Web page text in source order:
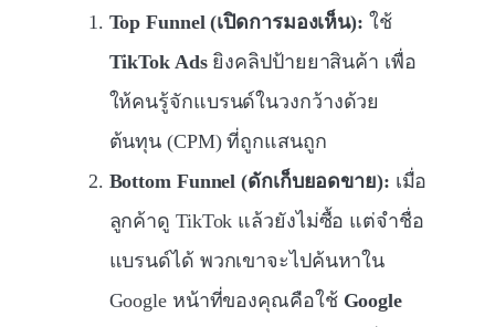
Top Funnel (เปิดการมองเห็น): ใช้
TikTok Adsยิงคลิปป้ายยาสินค้า เพื่อ
ให้คนรู้จักแบรนด์ในวงกว้างด้วย
ต้นทุน (CPM) ที่ถูกแสนถูก
Bottom Funnel (ดักเก็บยอดขาย): เมื่อ
ลูกค้าดู TikTok แล้วยังไม่ซื้อ แต่จำชื่อ
แบรนด์ได้ พวกเขาจะไปค้นหาใน
Google หน้าที่ของคุณคือใช้ Google